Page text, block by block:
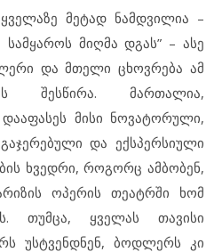
მეტად ნამდვილია –
მიღმა დგას” – ასე
და მთელი ცხოვრება ამ
შესწირა. მართალია,
მისი ნოვატორული,
და ექსპერსიული
ხვედრი, როგორც ამბობენ,
ოპერის თეატრში ხომ
თუმცა, ყველას თავისი
უსტვენდნენ, ბოდლერს კი